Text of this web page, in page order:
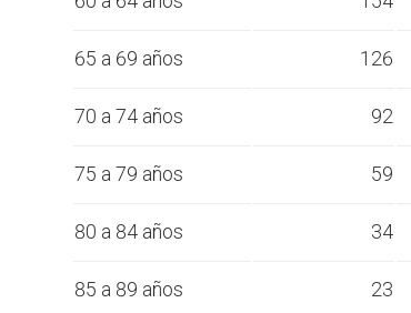
65 a 69 años 126
70 a 74 años 92
75 a 79 años 59
80 a 84 años 34
85 a 89 años 23